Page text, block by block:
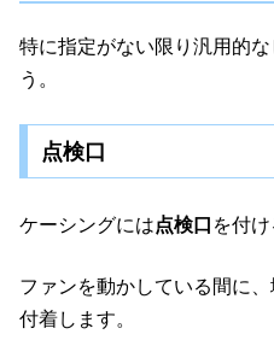
特に指定がない限り汎用的
う。
点検口
ケーシングには点検口 を付け
ファンを動かしている間に
付着します。